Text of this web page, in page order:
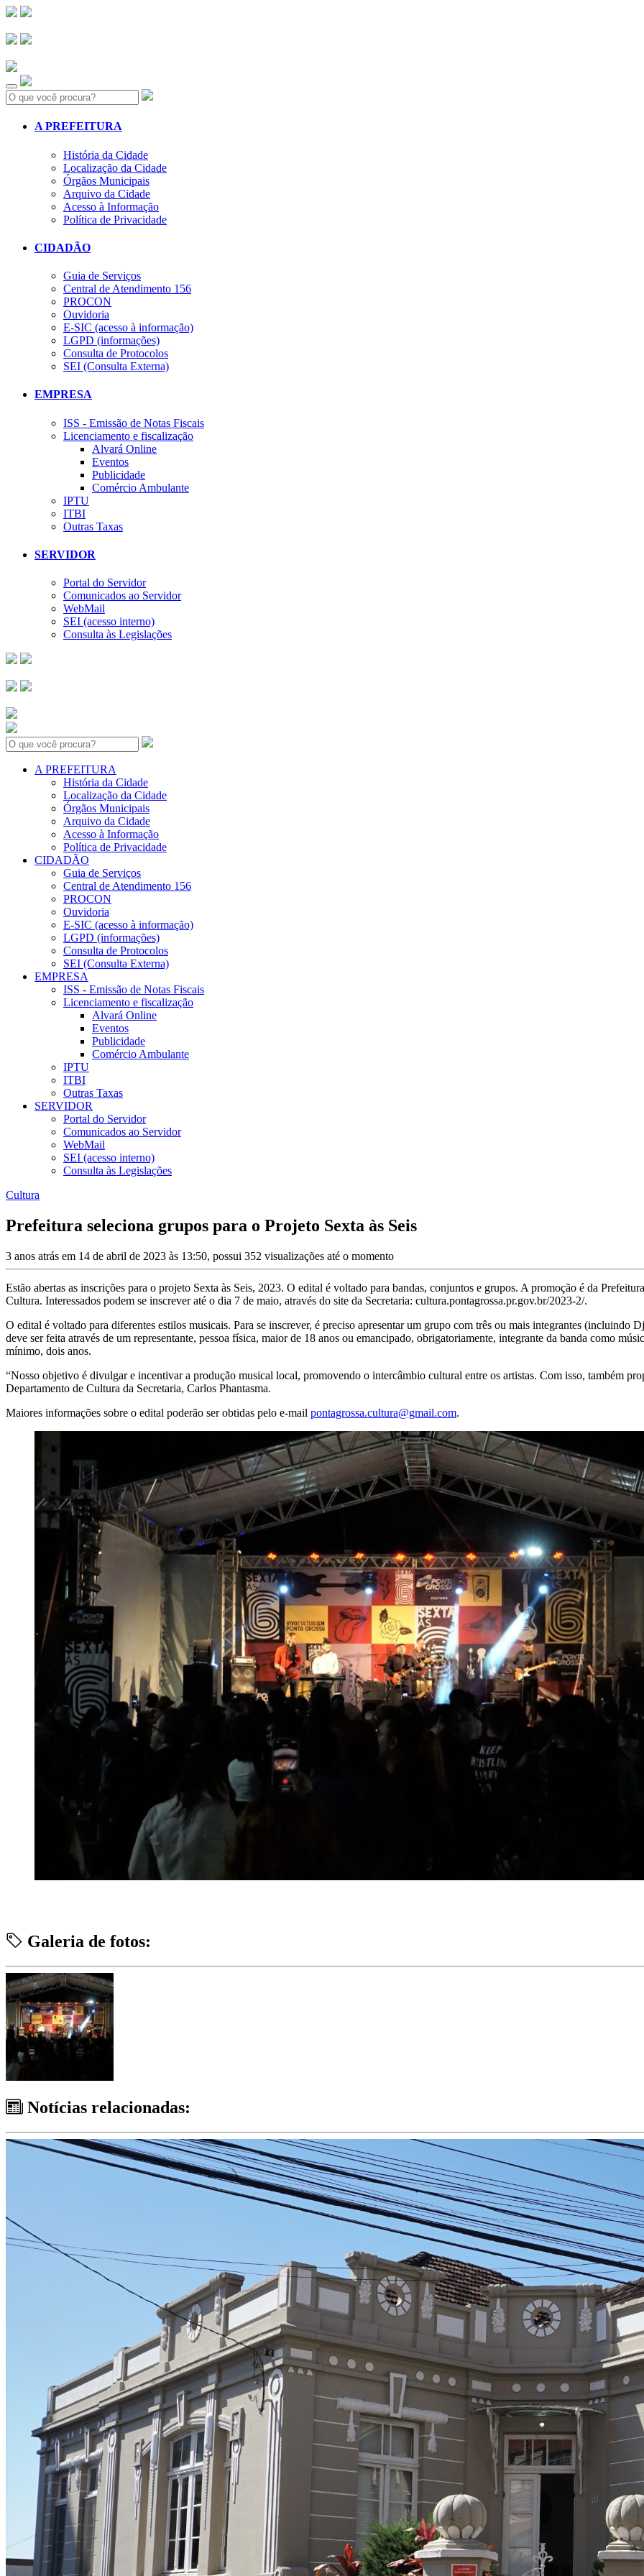
Search:
A PREFEITURA
História da Cidade
Localização da Cidade
Órgãos Municipais
Arquivo da Cidade
Acesso à Informação
Política de Privacidade
CIDADÃO
Guia de Serviços
Central de Atendimento 156
PROCON
Ouvidoria
E-SIC (acesso à informação)
LGPD (informações)
Consulta de Protocolos
SEI (Consulta Externa)
EMPRESA
ISS - Emissão de Notas Fiscais
Licenciamento e fiscalização
Alvará Online
Eventos
Publicidade
Comércio Ambulante
IPTU
ITBI
Outras Taxas
SERVIDOR
Portal do Servidor
Comunicados ao Servidor
WebMail
SEI (acesso interno)
Consulta às Legislações
Search:
A PREFEITURA
História da Cidade
Localização da Cidade
Órgãos Municipais
Arquivo da Cidade
Acesso à Informação
Política de Privacidade
CIDADÃO
Guia de Serviços
Central de Atendimento 156
PROCON
Ouvidoria
E-SIC (acesso à informação)
LGPD (informações)
Consulta de Protocolos
SEI (Consulta Externa)
EMPRESA
ISS - Emissão de Notas Fiscais
Licenciamento e fiscalização
Alvará Online
Eventos
Publicidade
Comércio Ambulante
IPTU
ITBI
Outras Taxas
SERVIDOR
Portal do Servidor
Comunicados ao Servidor
WebMail
SEI (acesso interno)
Consulta às Legislações
Cultura
Prefeitura seleciona grupos para o Projeto Sexta às Seis
3 anos atrás em 14 de abril de 2023 às 13:50, possui 352 visualizações até o momento
Estão abertas as inscrições para o projeto Sexta às Seis, 2023. O edital é voltado para bandas, conjuntos e grupos. A promoção é da
Cultura. Interessados podem se inscrever até o dia 7 de maio, através do site da Secretaria: cultura.pontagrossa.pr.gov.br/2023-2/.
O edital é voltado para diferentes estilos musicais. Para se inscrever, é preciso apresentar um grupo com três ou mais integrantes (incluindo
deve ser feita através de um representante, pessoa física, maior de 18 anos ou emancipado, obrigatoriamente, integrante da banda como
mínimo, dois anos.
“Nosso objetivo é divulgar e incentivar a produção musical local, promovendo o intercâmbio cultural entre os artistas. Com isso, também
Departamento de Cultura da Secretaria, Carlos Phantasma.
Maiores informações sobre o edital poderão ser obtidas pelo e-mail pontagrossa.cultura@gmail.com.
Galeria de fotos:
Notícias relacionadas: